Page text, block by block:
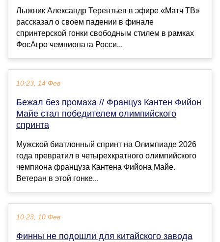
Лыжник Александр Терентьев в эфире «Матч ТВ»
рассказал о своем падении в финале
спринтерской гонки свободным стилем в рамках
ФосАгро чемпионата Росси...
10:23, 14 Фев
Бежал без промаха // Француз Кантен Фийон
Майе стал победителем олимпийского
спринта
Мужской биатлонный спринт на Олимпиаде 2026
года превратил в четырехкратного олимпийского
чемпиона француза Кантена Фийона Майе.
Ветеран в этой гонке...
10:23, 10 Фев
Финны не подошли для китайского завода